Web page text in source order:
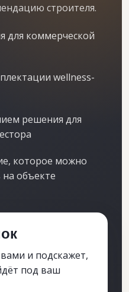
строителя.
для коммерческой
wellness-
решения для
которое можно
объекте
и подскажет,
под ваш